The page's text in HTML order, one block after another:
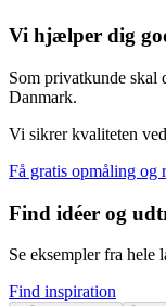
Vi hjælper dig
Som privatkunde skal
Danmark.
Vi sikrer kvaliteten
Få gratis opmåling og
Find idéer og
Se eksempler fra
Find inspiration